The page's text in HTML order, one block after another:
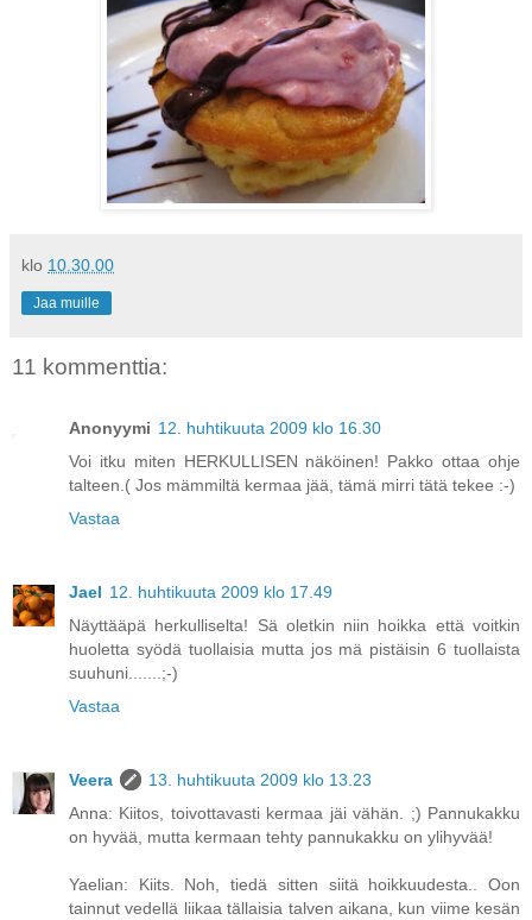
klo 10.30.00
Jaa muille
11 kommenttia:
Anonyymi 12. huhtikuuta 2009 klo 16.30
Voi itku miten HERKULLISEN näköinen! Pakko ottaa ohje
talteen.( Jos mämmiltä kermaa jää, tämä mirri tätä tekee :-)
Vastaa
Jael 12. huhtikuuta 2009 klo 17.49
Näyttääpä herkulliselta! Sä oletkin niin hoikka että voitkin
huoletta syödä tuollaisia mutta jos mä pistäisin 6 tuollaista
suuhuni.......;-)
Vastaa
Veera
13. huhtikuuta 2009 klo 13.23
Anna: Kiitos, toivottavasti kermaa jäi vähän. ;) Pannukakku
on hyvää, mutta kermaan tehty pannukakku on ylihyvää!
Yaelian: Kiits. Noh, tiedä sitten siitä hoikkuudesta.. Oon
tainnut vedellä liikaa tällaisia talven aikana, kun viime kesän